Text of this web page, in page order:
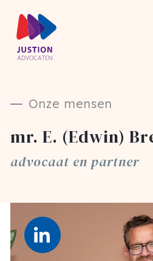
Onze mensen
mr. E. (Edwin)
advocaat en partner